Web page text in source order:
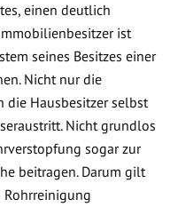
einen deutlich
ist
seines Besitzes einer
Nicht nur die
die Hausbesitzer selbst
Nicht grundlos
sogar zur
beitragen. Darum gilt